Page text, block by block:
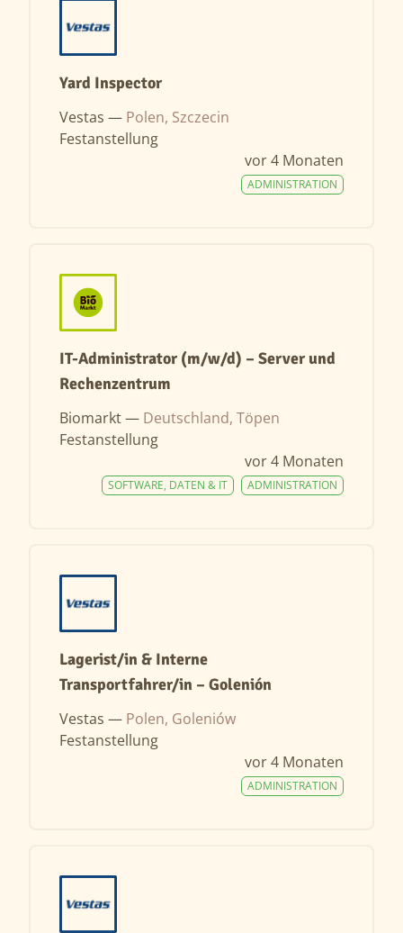
Yard Inspector
Vestas — Polen, Szczecin
Festanstellung
vor 4 Monaten
ADMINISTRATION
IT-Administrator (m/w/d) – Server und
Rechenzentrum
Biomarkt — Deutschland, Töpen
Festanstellung
vor 4 Monaten
ADMINISTRATION
SOFTWARE, DATEN & IT
Lagerist/in & Interne
Transportfahrer/in – Golenión
Vestas — Polen, Goleniów
Festanstellung
vor 4 Monaten
ADMINISTRATION